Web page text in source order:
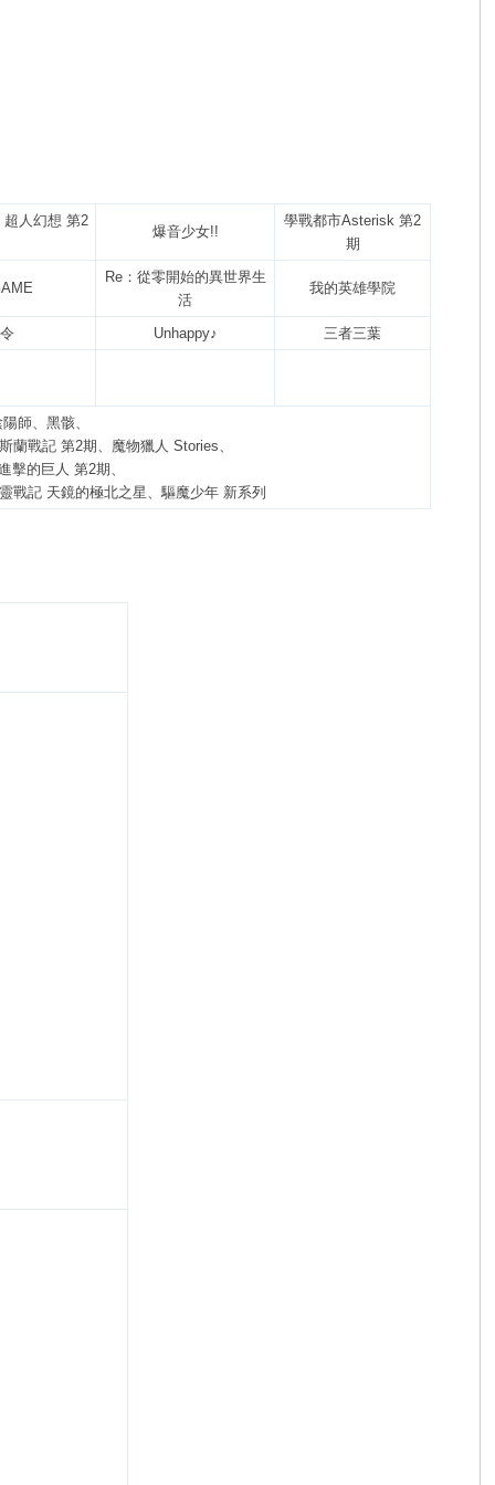
超人幻想 第2
爆音少女!!
學戰都市Asterisk 第2
期
Re：從零開始的異世界生
活
我的英雄學院
Unhappy♪ 三者三葉
師、黑骸、
蘭戰記 第2期、魔物獵人 Stories、
擊的巨人 第2期、
戰記 天鏡的極北之星、驅魔少年 新系列